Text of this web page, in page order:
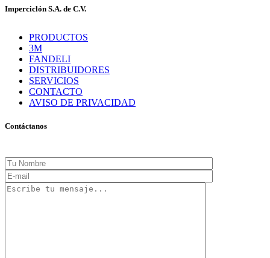
Imperciclón S.A. de C.V.
PRODUCTOS
3M
FANDELI
DISTRIBUIDORES
SERVICIOS
CONTACTO
AVISO DE PRIVACIDAD
Contáctanos